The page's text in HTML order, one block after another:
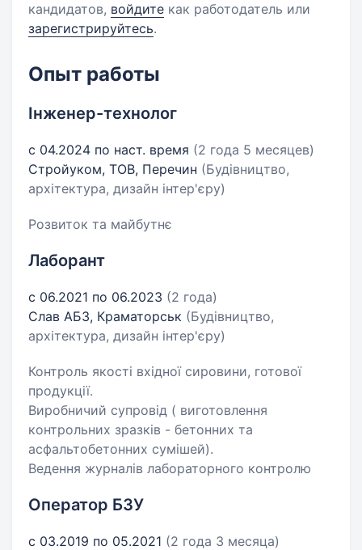
кандидатов, войдите как работодатель или
зарегистрируйтесь.
Опыт работы
Інженер-технолог
с 04.2024 по наст. время (2 года 5 месяцев)
Стройуком, ТОВ, Перечин (Будівництво,
архітектура, дизайн інтер'єру)
Розвиток та майбутнє
Лаборант
с 06.2021 по 06.2023 (2 года)
Слав АБЗ, Краматорськ (Будівництво,
архітектура, дизайн інтер'єру)
Контроль якості вхідної сировини, готової
продукції.
Виробничий супровід ( виготовлення
контрольних зразків - бетонних та
асфальтобетонних сумішей).
Ведення журналів лабораторного контролю
Оператор БЗУ
с 03.2019 по 05.2021 (2 года 3 месяца)